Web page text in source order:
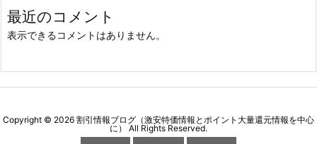
最近のコメント
表示できるコメントはありません。
Copyright © 2026 割引情報ブログ（激安特価情報とポイント大量還元情報を中心
に）
All Rights Reserved.